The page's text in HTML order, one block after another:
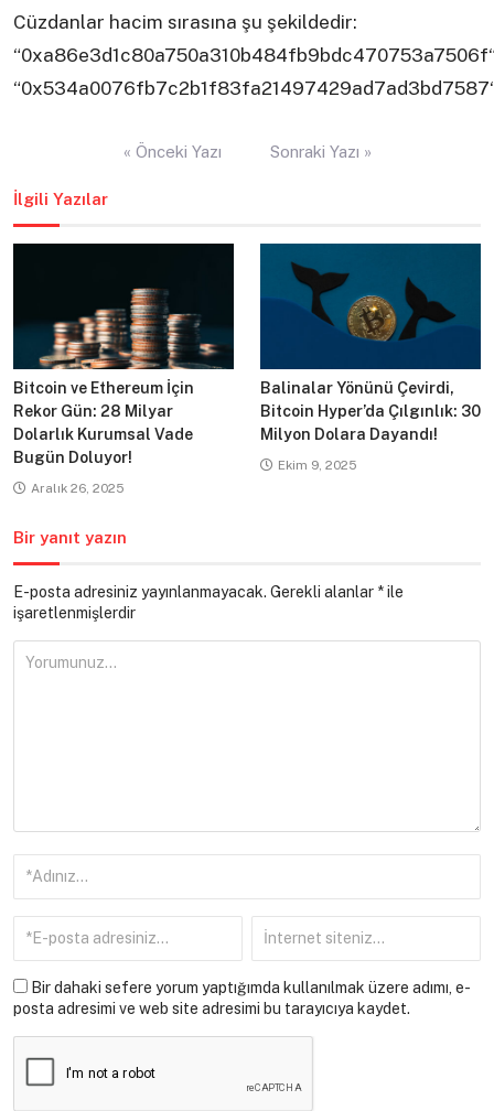
Cüzdanlar hacim sırasına şu şekildedir:
« Önceki Yazı Sonraki Yazı »
İlgili Yazılar
Bitcoin ve Ethereum İçin
Rekor Gün: 28 Milyar
Dolarlık Kurumsal Vade
Bugün Doluyor!
Aralık 26, 2025
Balinalar Yönünü Çevirdi,
Bitcoin Hyper’da Çılgınlık: 30
Milyon Dolara Dayandı!
Ekim 9, 2025
Bir yanıt yazın
E-posta adresiniz yayınlanmayacak. Gerekli alanlar *ile
işaretlenmişlerdir
Bir dahaki sefere yorum yaptığımda kullanılmak üzere adımı, e-
posta adresimi ve web site adresimi bu tarayıcıya kaydet.